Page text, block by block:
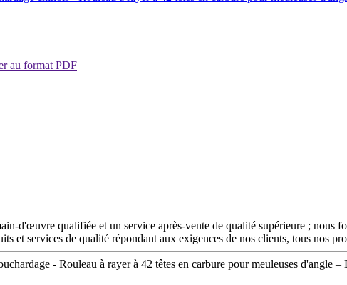
au format PDF
d'œuvre qualifiée et un service après-vente de qualité supérieure ;
et services de qualité répondant aux exigences de nos clients, tous nos
- Rouleau à rayer à 42 têtes en carbure pour meuleuses d'angle